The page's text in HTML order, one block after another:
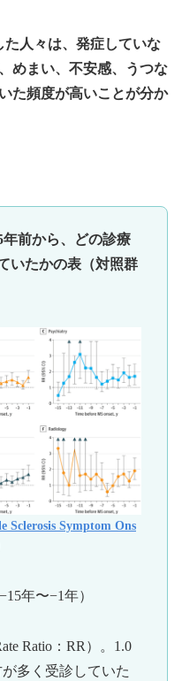
人々は、発症していな
めまい、不安感、うつな
た頻度が高いことが分か
年前から、どの診療
いたかの表（対照群
Sclerosis Symptom Ons
年〜−1年）
Ratio：RR）。1.0
多く受診していた